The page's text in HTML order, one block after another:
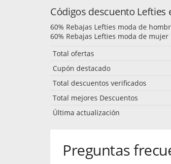
Códigos descuento Lefties
60% Rebajas Lefties moda de
60% Rebajas Lefties moda de mujer
Total ofertas
Cupón destacado
Total descuentos verificados
Total mejores Descuentos
Última actualización
Preguntas